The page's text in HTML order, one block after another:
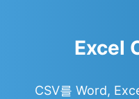
Excel
CSV를 Word,